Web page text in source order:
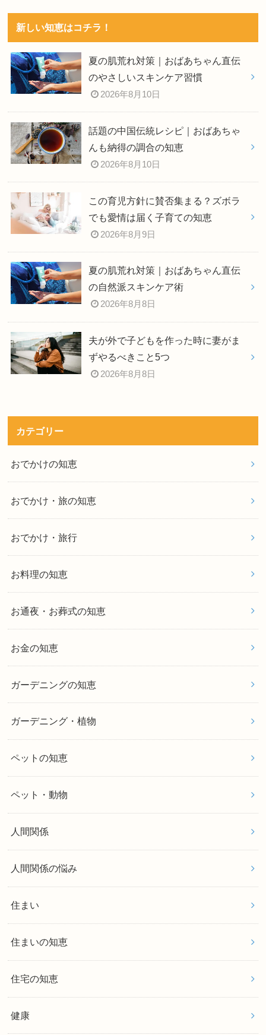
新しい知恵はコチラ！
夏の肌荒れ対策｜おばあちゃん直伝
のやさしいスキンケア習慣
2026年8月10日
話題の中国伝統レシピ｜おばあちゃ
んも納得の調合の知恵
2026年8月10日
この育児方針に賛否集まる？ズボラ
でも愛情は届く子育ての知恵
2026年8月9日
夏の肌荒れ対策｜おばあちゃん直伝
の自然派スキンケア術
2026年8月8日
夫が外で子どもを作った時に妻がま
ずやるべきこと5つ
2026年8月8日
カテゴリー
おでかけの知恵
おでかけ・旅の知恵
おでかけ・旅行
お料理の知恵
お通夜・お葬式の知恵
お金の知恵
ガーデニングの知恵
ガーデニング・植物
ペットの知恵
ペット・動物
人間関係
人間関係の悩み
住まい
住まいの知恵
住宅の知恵
健康